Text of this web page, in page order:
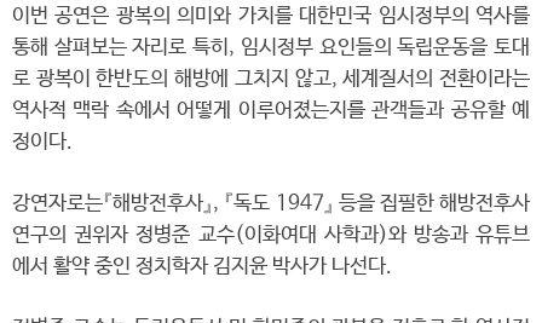
이번 공연은 광복의 의미와 가치를 대한민국 임시정부의 역사를
통해 살펴보는 자리로 특히, 임시정부 요인들의 독립운동을 토대
로 광복이 한반도의 해방에 그치지 않고, 세계질서의 전환이라는
역사적 맥락 속에서 어떻게 이루어졌는지를 관객들과 공유할 예
정이다.
강연자로는『해방전후사』, 『독도 1947』 등을 집필한 해방전후사
연구의 권위자 정병준 교수(이화여대 사학과)와 방송과 유튜브
에서 활약 중인 정치학자 김지윤 박사가 나선다.